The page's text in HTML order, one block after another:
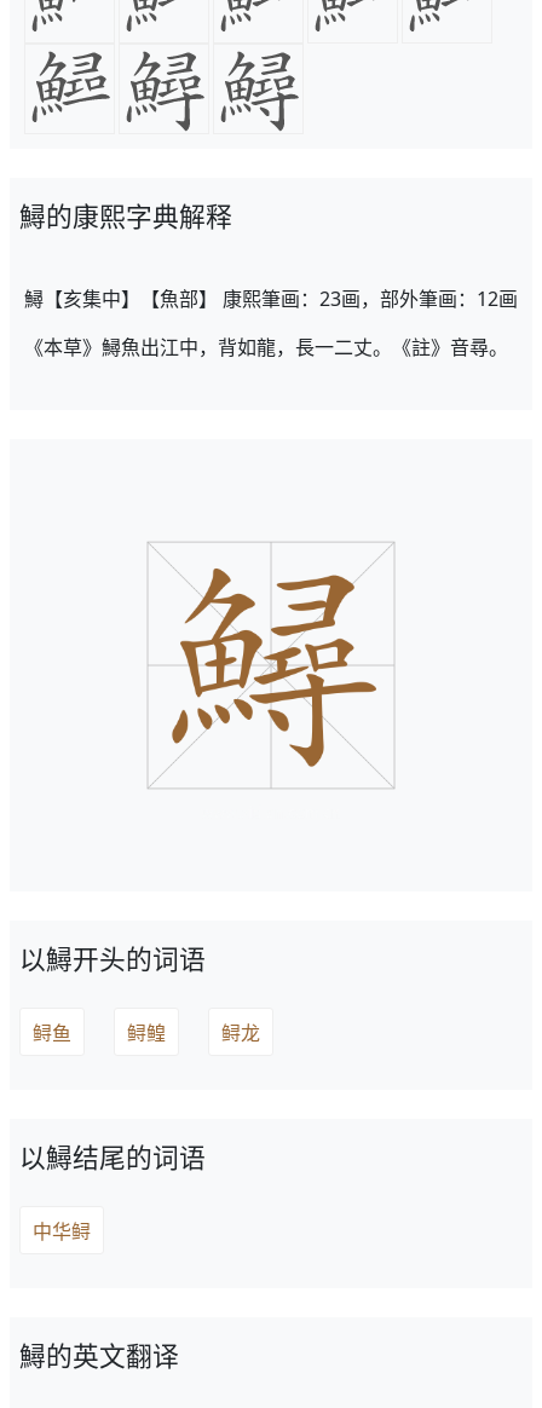
鱘的康熙字典解释
鱘【亥集中】【魚部】 康熙筆画：23画，部外筆画：12画
《本草》鱘魚出江中，背如龍，長一二丈。《註》音尋。
以鱘开头的词语
鲟鱼 鲟鳇 鲟龙
以鱘结尾的词语
中华鲟
鱘的英文翻译